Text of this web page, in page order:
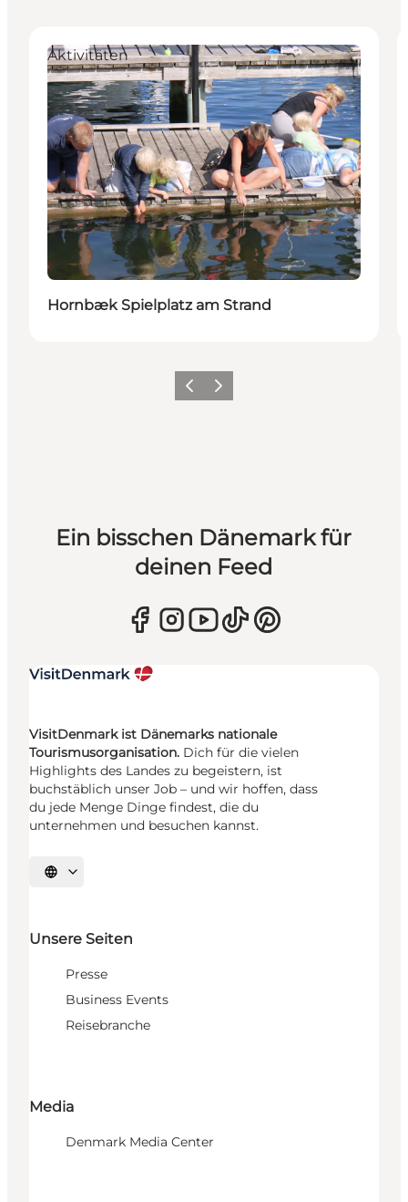
Aktivitäten
Hornbæk Spielplatz am Strand
ZurückWeiter
Ein bisschen Dänemark für
deinen Feed
VisitDenmark ist Dänemarks nationale
Tourismusorganisation. Dich für die vielen
Highlights des Landes zu begeistern, ist
buchstäblich unser Job – und wir hoffen, dass
du jede Menge Dinge findest, die du
unternehmen und besuchen kannst.
Sprache auswählen
Unsere Seiten
Presse
Business Events
Reisebranche
Media
Denmark Media Center